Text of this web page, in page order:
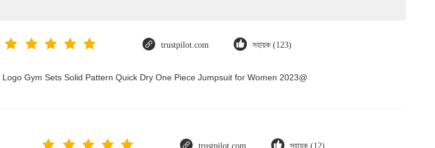
trustpilot.com সহায়ক (123)
Gym Sets Solid Pattern Quick Dry One Piece Jumpsuit for Women 2023@
trustpilot.com সহায়ক (12)